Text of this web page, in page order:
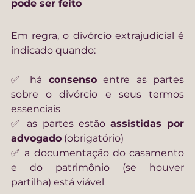
pode ser feito
Em regra, o divórcio extrajudicial é
indicado quando:
✅ há consenso entre as partes
sobre o divórcio e seus termos
essenciais
✅ as partes estão assistidas por
advogado (obrigatório)
✅ a documentação do casamento
e do patrimônio (se houver
partilha) está viável